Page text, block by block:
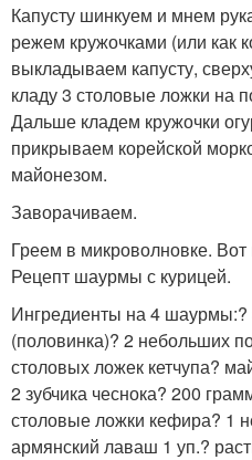
Капусту шинкуем и мнем
режем кружочками (или как
выкладываем капусту,
кладу 3 столовые ложки на
Дальше кладем кружочки
прикрываем корейской
майонезом.
Заворачиваем.
Греем в микроволновке.
Рецепт шаурмы с курицей.
Ингредиенты на 4
(половинка)? 2 небольших
столовых ложек кетчупа?
2 зубчика чеснока? 200
столовые ложки кефира? 1
армянский лаваш 1 уп.?